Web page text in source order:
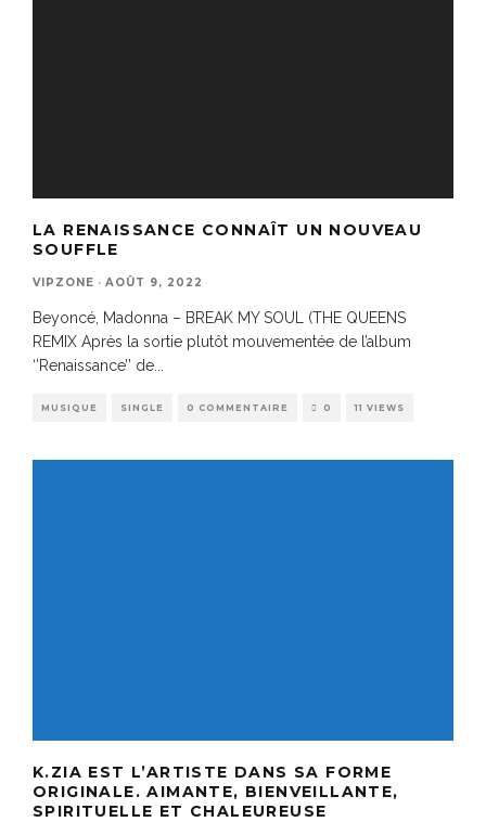
LA RENAISSANCE CONNAÎT UN NOUVEAU
SOUFFLE
VIPZONE · AOÛT 9, 2022
Beyoncé, Madonna – BREAK MY SOUL (THE QUEENS
REMIX Après la sortie plutôt mouvementée de l’album
‘’Renaissance’’ de...
MUSIQUE SINGLE 0 COMMENTAIRE 0 11 VIEWS
K.ZIA EST L’ARTISTE DANS SA FORME
ORIGINALE. AIMANTE, BIENVEILLANTE,
SPIRITUELLE ET CHALEUREUSE